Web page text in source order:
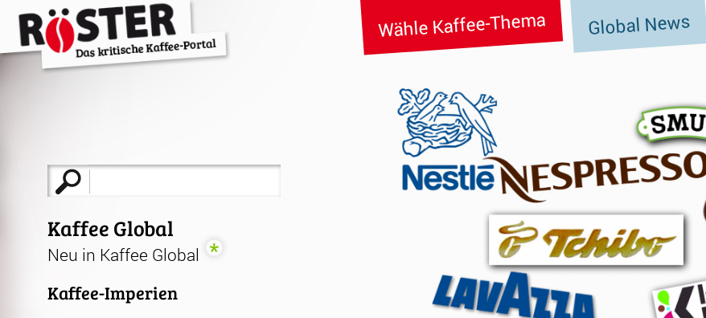
Wähle Kaffee-Thema Global News
Suche
nach:
Kaffee Global
Neu in Kaffee Global
Kaffee-Imperien